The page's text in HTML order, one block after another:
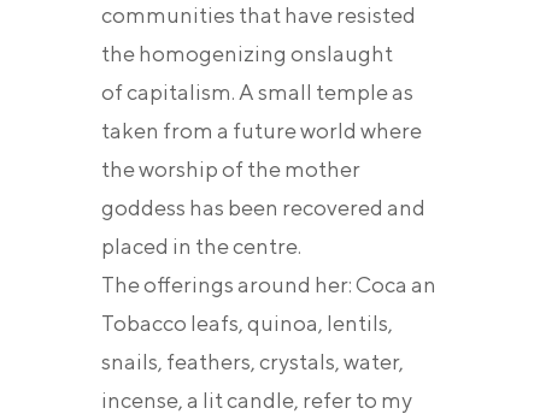
communities that have resisted
the homogenizing onslaught
of capitalism. A small temple as
taken from a future world where
the worship of the mother
goddess has been recovered and
placed in the centre.
The offerings around her: Coca an
Tobacco leafs, quinoa, lentils,
snails, feathers, crystals, water,
incense, a lit candle, refer to my